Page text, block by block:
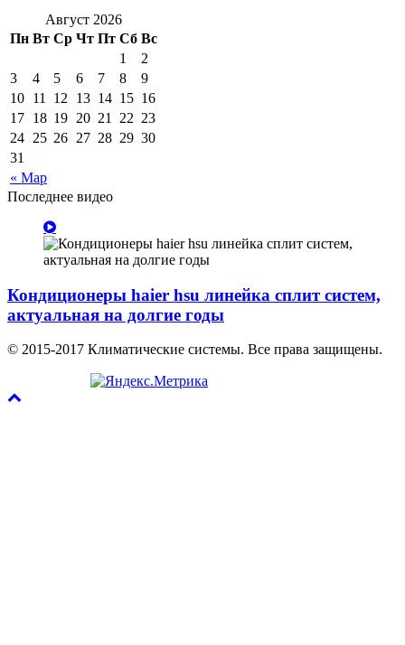
Август 2026
Пн Вт Ср Чт Пт Сб Вс
« Мар
1
2
3
4 5 6 7 8
9
10 11 12 13 14 15 16
17 18 19 20 21 22 23
24 25 26 27 28 29 30
31
Последнее видео
Кондиционеры haier hsu линейка сплит систем,
актуальная на долгие годы
© 2015-2017 Климатические системы. Все права защищены.